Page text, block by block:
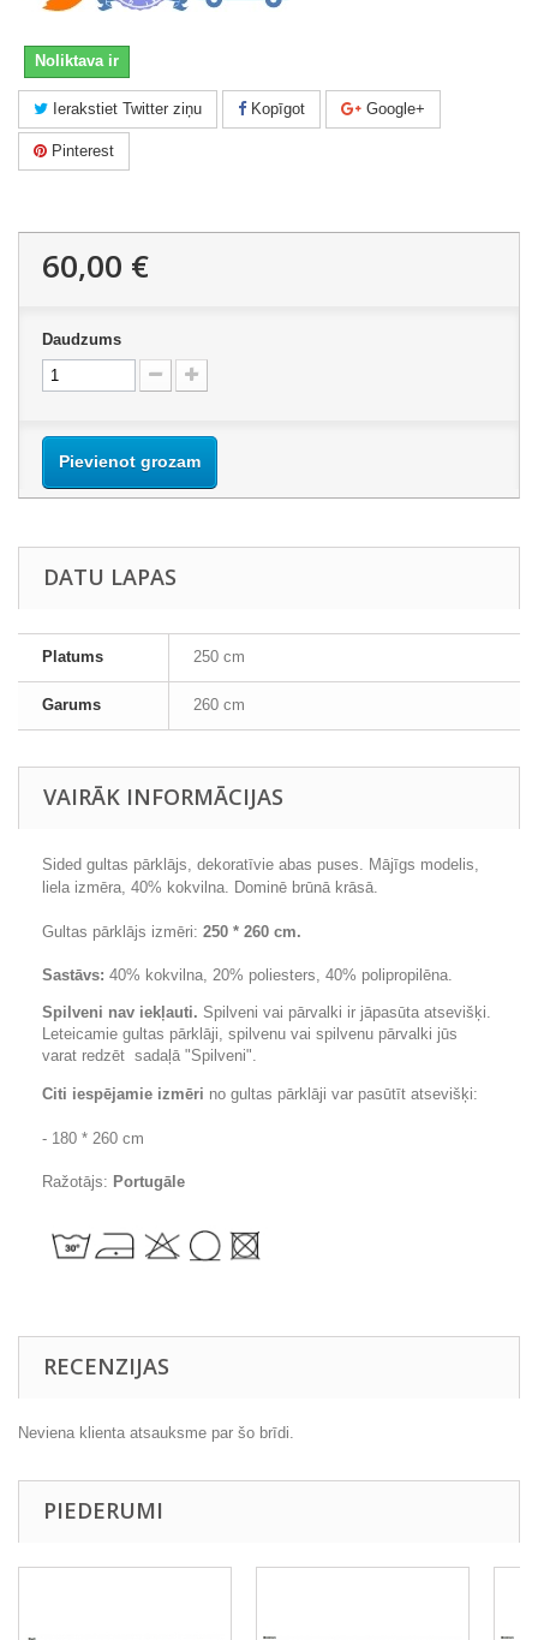
Noliktava ir
Ierakstiet Twitter ziņu Kopīgot Google+
Pinterest
60,00 €
Daudzums
Pievienot grozam
DATU LAPAS
Platums 250 cm
Garums 260 cm
VAIRĀK INFORMĀCIJAS
Sided gultas pārklājs, dekoratīvie abas puses. Mājīgs modelis,
liela izmēra, 40% kokvilna. Dominē brūnā krāsā.
Gultas pārklājs izmēri: 250 * 260 cm.
Sastāvs: 40% kokvilna, 20% poliesters, 40% polipropilēna.
Spilveni nav iekļauti. Spilveni vai pārvalki ir jāpasūta atsevišķi.
Leteicamie gultas pārklāji, spilvenu vai spilvenu pārvalki jūs
varat redzēt sadaļā "Spilveni".
Citi iespējamie izmēri no gultas pārklāji var pasūtīt atsevišķi:
- 180 * 260 cm
Ražotājs: Portugāle
RECENZIJAS
Neviena klienta atsauksme par šo brīdi.
PIEDERUMI